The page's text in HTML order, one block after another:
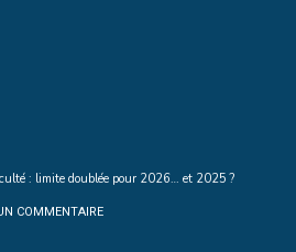
: limite doublée pour 2026… et 2025 ?
COMMENTAIRE